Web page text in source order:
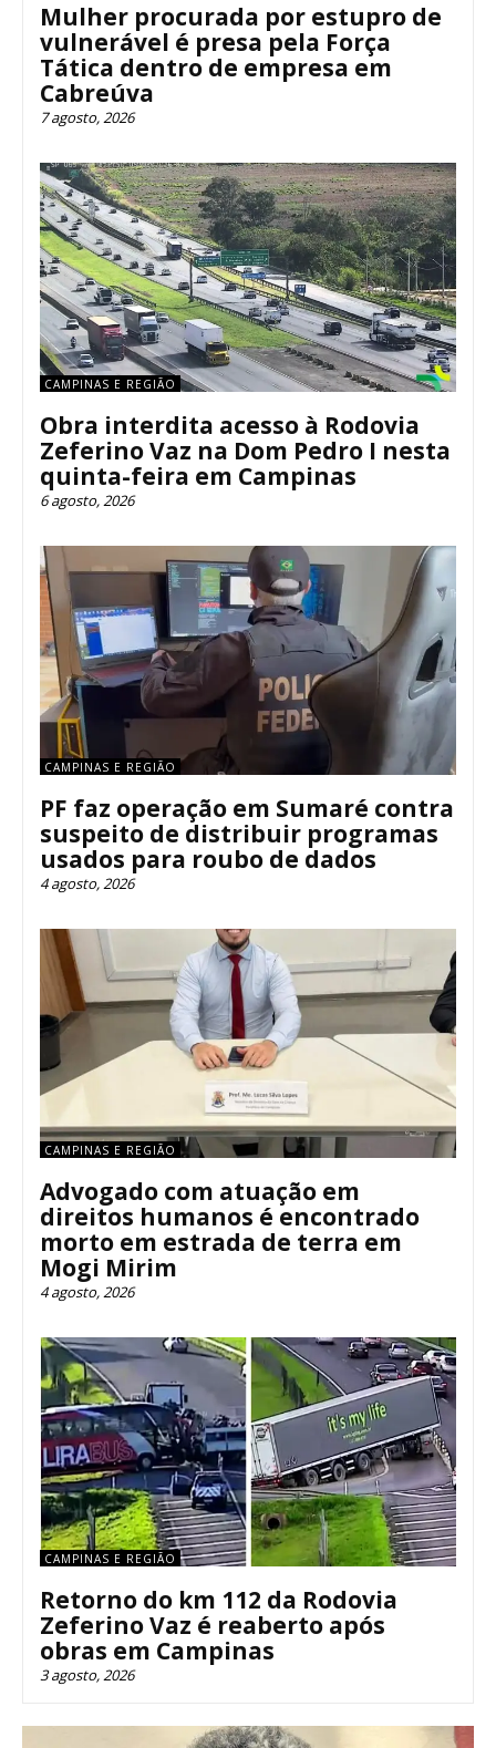
Mulher procurada por estupro de
vulnerável é presa pela Força
Tática dentro de empresa em
Cabreúva
7 agosto, 2026
CAMPINAS E REGIÃO
Obra interdita acesso à Rodovia
Zeferino Vaz na Dom Pedro I nesta
quinta-feira em Campinas
6 agosto, 2026
CAMPINAS E REGIÃO
PF faz operação em Sumaré contra
suspeito de distribuir programas
usados para roubo de dados
4 agosto, 2026
CAMPINAS E REGIÃO
Advogado com atuação em
direitos humanos é encontrado
morto em estrada de terra em
Mogi Mirim
4 agosto, 2026
CAMPINAS E REGIÃO
Retorno do km 112 da Rodovia
Zeferino Vaz é reaberto após
obras em Campinas
3 agosto, 2026